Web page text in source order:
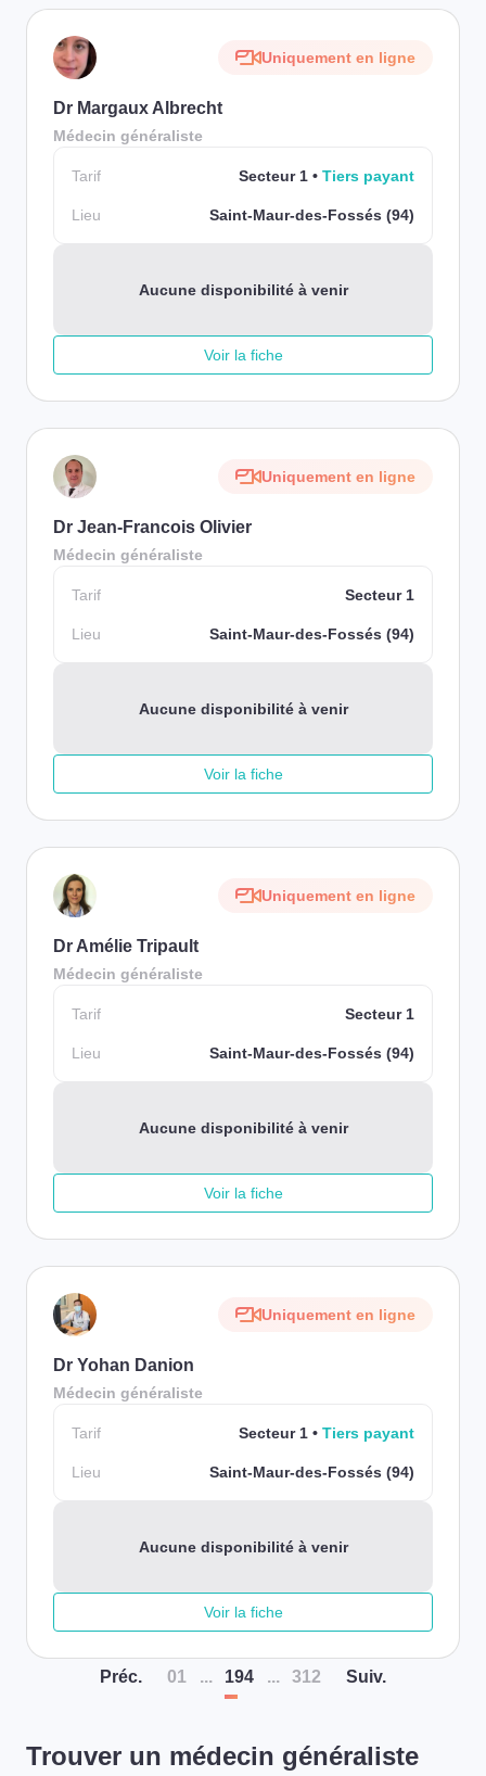
Uniquement en ligne
Dr Margaux Albrecht
Médecin généraliste
Tarif Secteur 1 Tiers payant
Lieu Saint-Maur-des-Fossés (94)
Aucune disponibilité à venir
Voir la fiche
Uniquement en ligne
Dr Jean-Francois Olivier
Médecin généraliste
Tarif Secteur 1
Lieu Saint-Maur-des-Fossés (94)
Aucune disponibilité à venir
Voir la fiche
Uniquement en ligne
Dr Amélie Tripault
Médecin généraliste
Tarif Secteur 1
Lieu Saint-Maur-des-Fossés (94)
Aucune disponibilité à venir
Voir la fiche
Uniquement en ligne
Dr Yohan Danion
Médecin généraliste
Tarif Secteur 1 Tiers payant
Lieu Saint-Maur-des-Fossés (94)
Aucune disponibilité à venir
Voir la fiche
Préc. 01 ... 194 ... 312 Suiv.
Trouver un médecin généraliste